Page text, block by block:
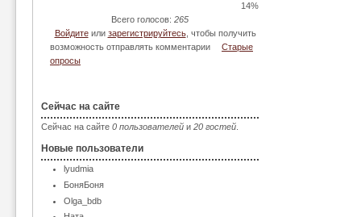
14%
Всего голосов: 265
Войдитеили зарегистрируйтесь, чтобы получить
возможность отправлять комментарии
Старые
опросы
Сейчас на сайте
Сейчас на сайте 0 пользователей и 20 гостей
Новые пользователи
lyudmia
БоняБоня
Olga_bdb